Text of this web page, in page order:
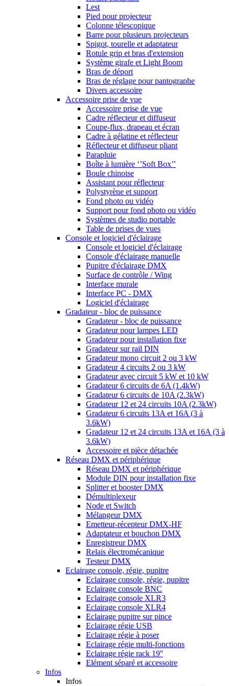
Lest
Pied pour projecteur
Colonne télescopique
Barre pour plusieurs projecteurs
Spigot, tourelle et adaptateur
Rotule grip et bras d'extension
Système girafe et Light Boom
Bras de déport
Bras de réglage pour pantographe
Divers accessoire
Accessoire prise de vue
Accessoire prise de vue
Cadre réflecteur et diffuseur
Coupe-flux, drapeau et écran
Cadre à gélatine et réflecteur
Réflecteur et diffuseur pliant
Parapluie
Boîte à lumière ‘’Soft Box’’
Boule chinoise
Assistant pour réflecteur
Polystyrène et support
Fond photo ou vidéo
Support pour fond photo ou vidéo
Systèmes de studio portable
Table de prises de vues
Console et logiciel d'éclairage
Console et logiciel d'éclairage
Console d'éclairage manuelle
Pupitre d'éclairage DMX
Surface de contrôle / Wing
Interface murale
Interface PC - DMX
Logiciel d'éclairage
Gradateur - bloc de puissance
Gradateur - bloc de puissance
Gradateur pour lampes LED
Gradateur pour installation fixe
Gradateur sur rail DIN
Gradateur mono circuit 2 ou 3 kW
Gradateur 4 circuits 2 ou 3 kW
Gradateur avec circuit 5 kW et 10 kW
Gradateur 6 circuits de 6A (1.4kW)
Gradateur 6 circuits de 10A (2.3kW)
Gradateur 12 et 24 circuits 10A (2.3kW)
Gradateur 6 circuits 13A et 16A (3 à
3.6kW)
Gradateur 12 et 24 circuits 13A et 16A (3 à
3.6kW)
Accessoire et pièce détachée
Réseau DMX et périphérique
Réseau DMX et périphérique
Module DIN pour installation fixe
Splitter et booster DMX
Démultiplexeur
Node et Switch
Mélangeur DMX
Emetteur-récepteur DMX-HF
Adaptateur et bouchon DMX
Enregistreur DMX
Relais électromécanique
Testeur DMX
Eclairage console, régie, pupitre
Eclairage console, régie, pupitre
Eclairage console BNC
Eclairage console XLR3
Eclairage console XLR4
Eclairage pupitre sur pince
Eclairage régie USB
Eclairage régie à poser
Eclairage régie multi-fonctions
Eclairage régie rack 19''
Elément séparé et accessoire
Infos
Infos